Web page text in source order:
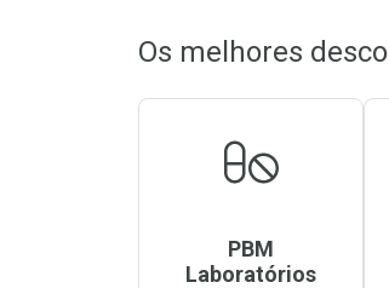
Os melhores
PBM
Laboratórios